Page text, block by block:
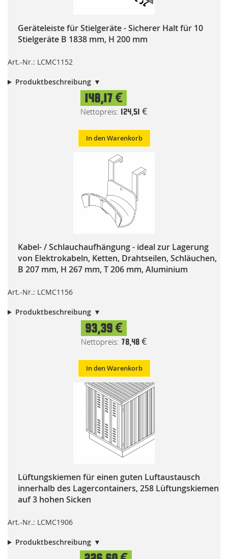
Geräteleiste für Stielgeräte - Sicherer Halt für 10
Stielgeräte B 1838 mm, H 200 mm
Art.-Nr.: LCMC1152
Produktbeschreibung
148,17 €
124,51 €
In den Warenkorb
Kabel- / Schlauchaufhängung - ideal zur Lagerung
von Elektrokabeln, Ketten, Drahtseilen, Schläuchen,
B 207 mm, H 267 mm, T 206 mm, Aluminium
Art.-Nr.: LCMC1156
Produktbeschreibung
93,39 €
78,48 €
In den Warenkorb
Lüftungskiemen für einen guten Luftaustausch
innerhalb des Lagercontainers, 258 Lüftungskiemen
auf 3 hohen Sicken
Art.-Nr.: LCMC1906
Produktbeschreibung